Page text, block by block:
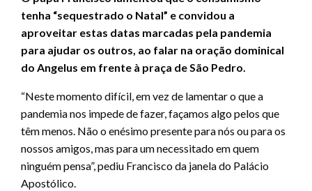
tenha “sequestrado o Natal” e convidou a
aproveitar estas datas marcadas pela pandemia
para ajudar os outros, ao falar na oração dominical
do Angelus em frente à praça de São Pedro.
“Neste momento difícil, em vez de lamentar o que a
pandemia nos impede de fazer, façamos algo pelos que
têm menos. Não o enésimo presente para nós ou para os
nossos amigos, mas para um necessitado em quem
ninguém pensa”, pediu Francisco da janela do Palácio
Apostólico.